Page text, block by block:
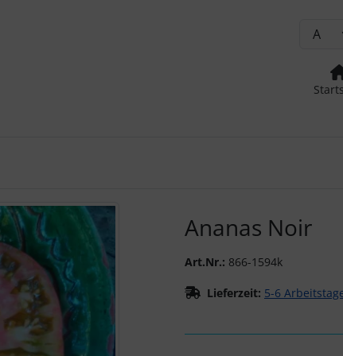
Ananas Noir
Art.Nr.: 866-1594k
Lieferzeit: 5-6
" und "Vor-Button" nutzen, um zwischen den